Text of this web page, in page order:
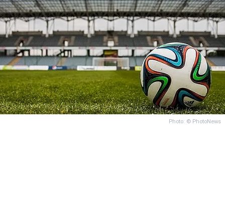
Photo: © PhotoNews